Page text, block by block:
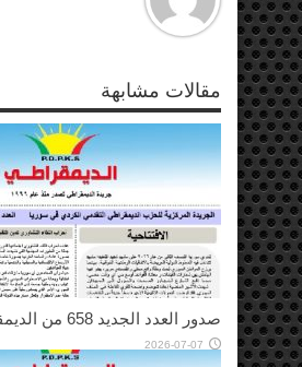
مقالات مشابهة
صدور العدد الجديد 658 من الديمقراطي
2026-07-07